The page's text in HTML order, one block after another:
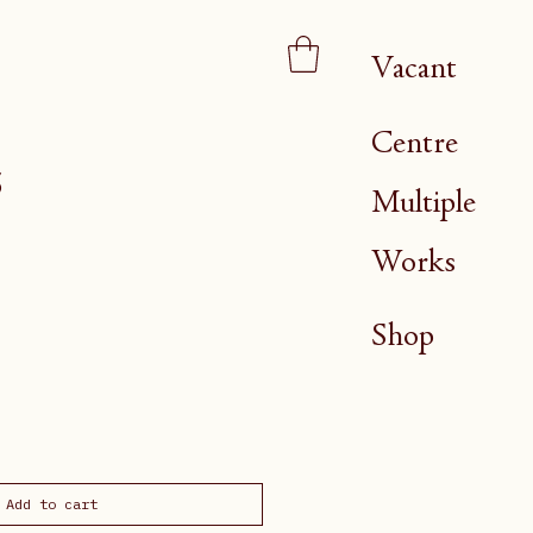
Vacant
Centre
Multiple
Works
Shop
Add to cart